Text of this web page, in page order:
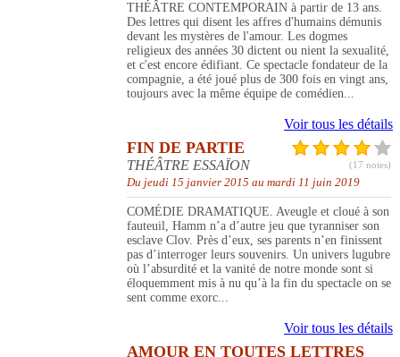
THÉÂTRE CONTEMPORAIN à partir de 13 ans.
Des lettres qui disent les affres d'humains démunis
devant les mystères de l'amour. Les dogmes
religieux des années 30 dictent ou nient la sexualité,
et c'est encore édifiant. Ce spectacle fondateur de la
compagnie, a été joué plus de 300 fois en vingt ans,
toujours avec la même équipe de comédien...
Voir tous les détails
(17 notes)
FIN DE PARTIE
THÉÂTRE ESSAÏON
Du jeudi 15 janvier 2015 au mardi 11 juin 2019
COMÉDIE DRAMATIQUE. Aveugle et cloué à son
fauteuil, Hamm n’a d’autre jeu que tyranniser son
esclave Clov. Près d’eux, ses parents n’en finissent
pas d’interroger leurs souvenirs. Un univers lugubre
où l’absurdité et la vanité de notre monde sont si
éloquemment mis à nu qu’à la fin du spectacle on se
sent comme exorc...
Voir tous les détails
AMOUR EN TOUTES LETTRES